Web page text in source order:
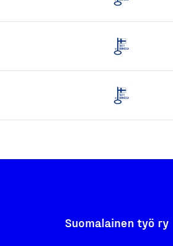
Suomalainen työ ry